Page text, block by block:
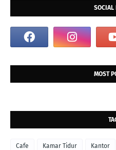
SOCIAL
MOST
Cafe Kamar Tidur Kantor